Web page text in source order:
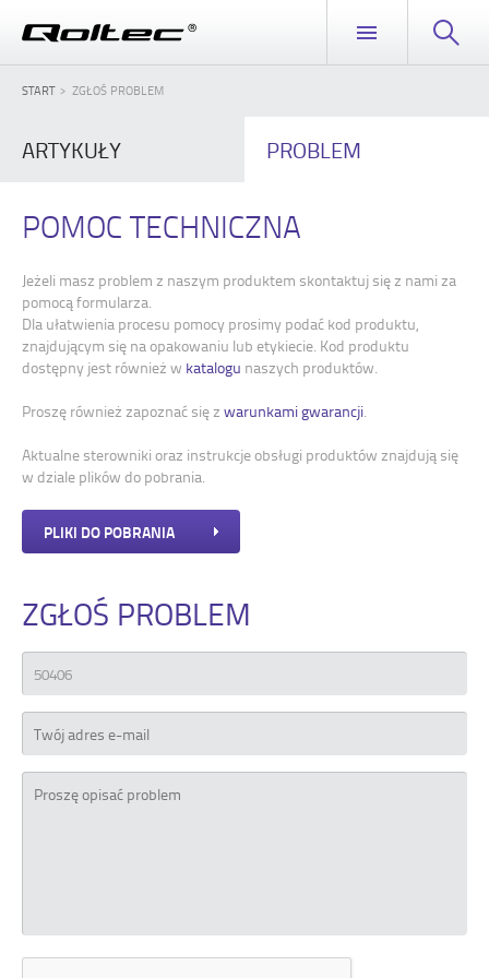
START ZGŁOŚ PROBLEM
ARTYKUŁY PROBLEM
POMOC TECHNICZNA
Jeżeli masz problem z naszym produktem skontaktuj się z nami za
pomocą formularza.
Dla ułatwienia procesu pomocy prosimy podać kod produktu,
znajdującym się na opakowaniu lub etykiecie. Kod produktu
dostępny jest również w katalogu naszych produktów.
Proszę również zapoznać się z warunkami gwarancji.
Aktualne sterowniki oraz instrukcje obsługi produktów znajdują się
w dziale plików do pobrania.
PLIKI DO POBRANIA
ZGŁOŚ PROBLEM